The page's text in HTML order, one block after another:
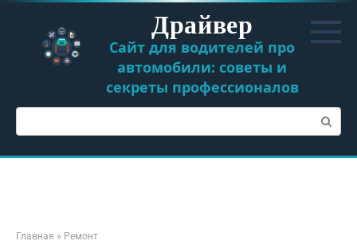
Перейти
контенту
Драйвер
Сайт для водителей про
автомобили: советы и
секреты профессионалов
Поиск:
Главная » Ремонт